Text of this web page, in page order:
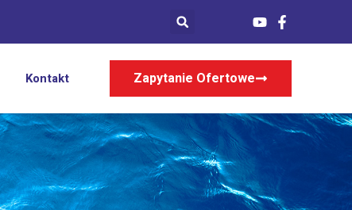
Kontakt Zapytanie Ofertowe